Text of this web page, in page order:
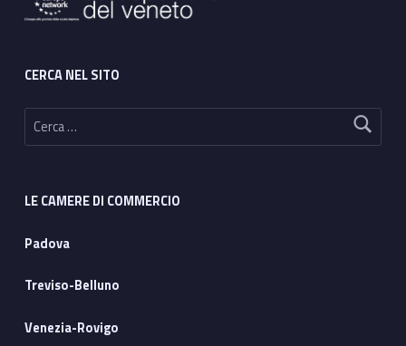
CERCA NEL SITO
Ricerca per:
LE CAMERE DI COMMERCIO
Padova
Treviso-Belluno
Venezia-Rovigo